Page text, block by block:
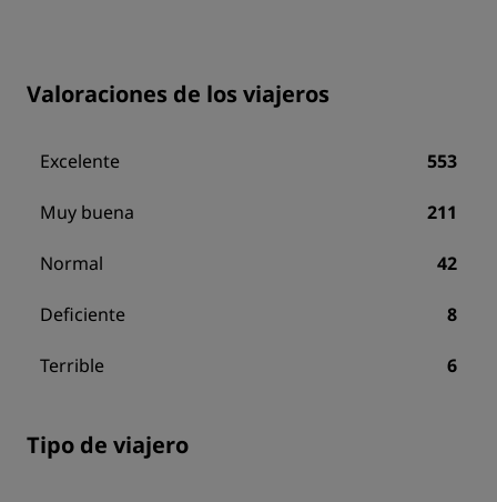
Valoraciones de los viajeros
Excelente 553
Muy buena 211
Normal 42
Deficiente 8
Terrible 6
Tipo de viajero